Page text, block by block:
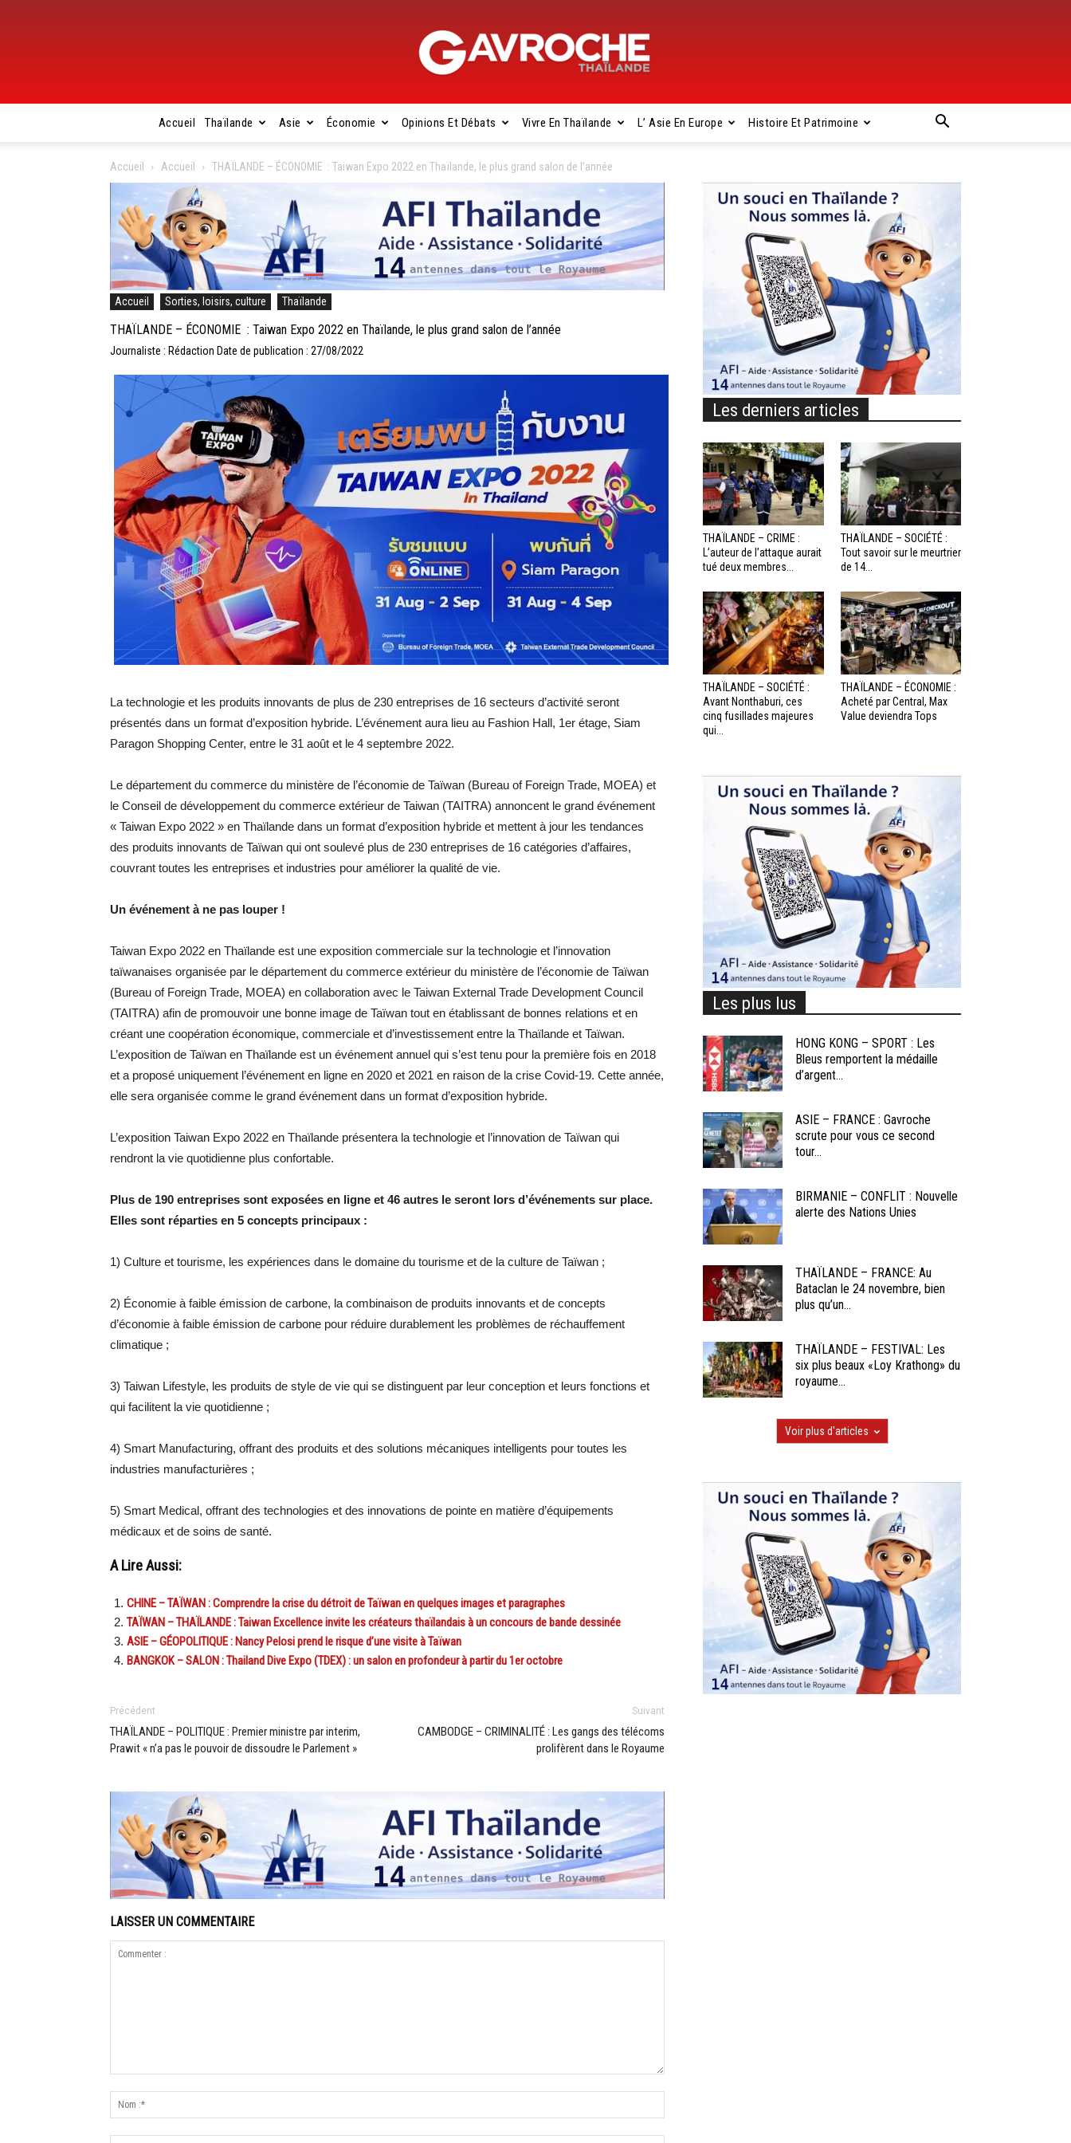
Gavroche
Thaïlande
Accueil Thaïlande Asie Économie Opinions Et Débats Vivre En Thaïlande L’ Asie En Europe Histoire Et Patrimoine
Accueil Accueil THAÏLANDE – ÉCONOMIE : Taiwan Expo 2022 en Thaïlande, le plus grand salon de l’année
Accueil Sorties, loisirs, culture Thaïlande
THAÏLANDE – ÉCONOMIE : Taiwan Expo 2022 en Thaïlande, le plus grand salon de l’année
Journaliste : Rédaction Date de publication : 27/08/2022
La technologie et les produits innovants de plus de 230 entreprises de 16 secteurs d’activité seront
présentés dans un format d’exposition hybride. L’événement aura lieu au Fashion Hall, 1er étage, Siam
Paragon Shopping Center, entre le 31 août et le 4 septembre 2022.
Le département du commerce du ministère de l’économie de Taïwan (Bureau of Foreign Trade, MOEA) et
le Conseil de développement du commerce extérieur de Taiwan (TAITRA) annoncent le grand événement
« Taiwan Expo 2022 » en Thaïlande dans un format d’exposition hybride et mettent à jour les tendances
des produits innovants de Taïwan qui ont soulevé plus de 230 entreprises de 16 catégories d’affaires,
couvrant toutes les entreprises et industries pour améliorer la qualité de vie.
Un événement à ne pas louper !
Taiwan Expo 2022 en Thaïlande est une exposition commerciale sur la technologie et l’innovation
taïwanaises organisée par le département du commerce extérieur du ministère de l’économie de Taïwan
(Bureau of Foreign Trade, MOEA) en collaboration avec le Taiwan External Trade Development Council
(TAITRA) afin de promouvoir une bonne image de Taïwan tout en établissant de bonnes relations et en
créant une coopération économique, commerciale et d’investissement entre la Thaïlande et Taïwan.
L’exposition de Taïwan en Thaïlande est un événement annuel qui s’est tenu pour la première fois en 2018
et a proposé uniquement l’événement en ligne en 2020 et 2021 en raison de la crise Covid-19. Cette année,
elle sera organisée comme le grand événement dans un format d’exposition hybride.
L’exposition Taiwan Expo 2022 en Thaïlande présentera la technologie et l’innovation de Taïwan qui
rendront la vie quotidienne plus confortable.
Plus de 190 entreprises sont exposées en ligne et 46 autres le seront lors d’événements sur place.
Elles sont réparties en 5 concepts principaux :
1) Culture et tourisme, les expériences dans le domaine du tourisme et de la culture de Taïwan ;
2) Économie à faible émission de carbone, la combinaison de produits innovants et de concepts
d’économie à faible émission de carbone pour réduire durablement les problèmes de réchauffement
climatique ;
3) Taiwan Lifestyle, les produits de style de vie qui se distinguent par leur conception et leurs fonctions et
qui facilitent la vie quotidienne ;
4) Smart Manufacturing, offrant des produits et des solutions mécaniques intelligents pour toutes les
industries manufacturières ;
5) Smart Medical, offrant des technologies et des innovations de pointe en matière d’équipements
médicaux et de soins de santé.
A Lire Aussi:
CHINE – TAÏWAN : Comprendre la crise du détroit de Taïwan en quelques images et paragraphes
TAÏWAN – THAÏLANDE : Taiwan Excellence invite les créateurs thaïlandais à un concours de bande dessinée
ASIE – GÉOPOLITIQUE : Nancy Pelosi prend le risque d’une visite à Taïwan
BANGKOK – SALON : Thailand Dive Expo (TDEX) : un salon en profondeur à partir du 1er octobre
Précédent
THAÏLANDE – POLITIQUE : Premier ministre par interim,
Prawit « n’a pas le pouvoir de dissoudre le Parlement »
Suivant
CAMBODGE – CRIMINALITÉ : Les gangs des télécoms
prolifèrent dans le Royaume
LAISSER UN COMMENTAIRE
Les derniers articles
THAÏLANDE – CRIME :
L’auteur de l’attaque aurait
tué deux membres...
THAÏLANDE – SOCIÉTÉ :
Tout savoir sur le meurtrier
de 14...
THAÏLANDE – SOCIÉTÉ :
Avant Nonthaburi, ces
cinq fusillades majeures
qui...
THAÏLANDE – ÉCONOMIE :
Acheté par Central, Max
Value deviendra Tops
Les plus lus
HONG KONG – SPORT : Les
Bleus remportent la médaille
d’argent...
ASIE – FRANCE : Gavroche
scrute pour vous ce second
tour...
BIRMANIE – CONFLIT : Nouvelle
alerte des Nations Unies
THAÏLANDE – FRANCE: Au
Bataclan le 24 novembre, bien
plus qu’un...
THAÏLANDE – FESTIVAL: Les
six plus beaux «Loy Krathong» du
royaume...
Voir plus d'articles